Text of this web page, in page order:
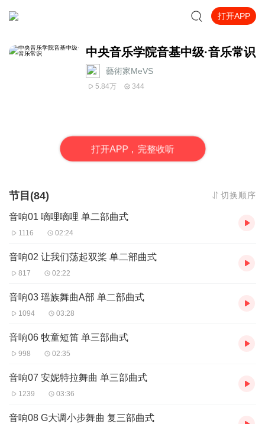
打开APP
中央音乐学院音基中级·音乐常识
藝術家MeVS
5.84万 344
打开APP，完整收听
节目(84) 切换顺序
音响01 嘀哩嘀哩 单二部曲式
1116 02:24
音响02 让我们荡起双桨 单二部曲式
817 02:22
音响03 瑶族舞曲A部 单二部曲式
1094 03:28
音响06 牧童短笛 单三部曲式
998 02:35
音响07 安妮特拉舞曲 单三部曲式
1239 03:36
音响08 G大调小步舞曲 复三部曲式